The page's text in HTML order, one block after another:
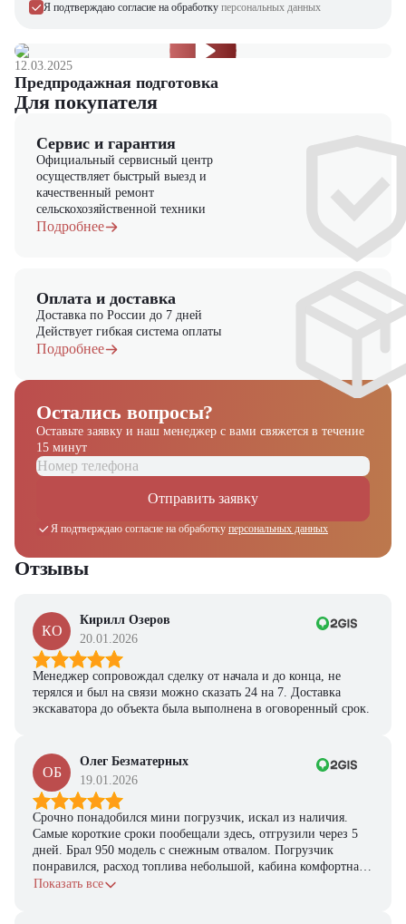
Я подтверждаю согласие на обработку персональных данных
12.03.2025
Предпродажная подготовка
Для покупателя
Сервис и гарантия
Официальный сервисный центр
осуществляет быстрый выезд и
качественный ремонт
сельскохозяйственной техники
Подробнее
Оплата и доставка
Доставка по России до 7 дней
Действует гибкая система оплаты
Подробнее
Остались вопросы?
Оставьте заявку и наш менеджер с вами свяжется в течение
15 минут
Отправить заявку
Я подтверждаю согласие на обработку персональных данных
Отзывы
КО
Кирилл Озеров
20.01.2026
Менеджер сопровождал сделку от начала и до конца, не
терялся и был на связи можно сказать 24 на 7. Доставка
экскаватора до объекта была выполнена в оговоренный срок.
ОБ
Олег Безматерных
19.01.2026
Срочно понадобился мини погрузчик, искал из наличия.
Самые короткие сроки пообещали здесь, отгрузили через 5
дней. Брал 950 модель с снежным отвалом. Погрузчик
понравился, расход топлива небольшой, кабина комфортная,
с задачами справляется.
Показать все